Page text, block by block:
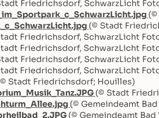
Friedrichsdorf, SchwarzLicht
(© Stadt
Friedrichsdorf, SchwarzLicht
Friedrichsdorf, SchwarzLicht
Friedrichsdorf, SchwarzLicht
Friedrichsdorf, SchwarzLicht
Stadt Friedrichsdorf; Houilles)
(© Stadt
(© Gemeindeamt
(© Gemeindeamt